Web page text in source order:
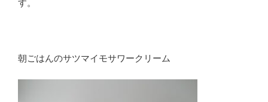
す。
朝ごはんのサツマイモサワークリーム